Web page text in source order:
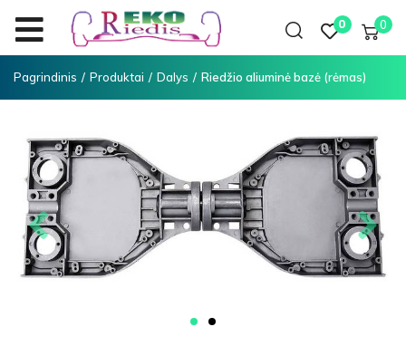
0 0
Pagrindinis / Produktai / Dalys / Riedžio aliuminė bazė (rėmas)